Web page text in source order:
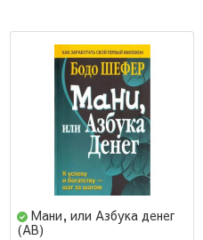
Мани, или Азбука денег
(AB)